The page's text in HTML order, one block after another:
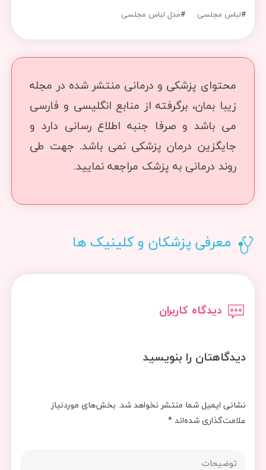
#لباس مجلسی #مدل لباس مجلسی
محتوای پزشکی و درمانی منتشر شده در مجله
زیبا بمان، برگرفته از منابع انگلیسی و فارسی
می باشد و صرفا جنبه اطلاع رسانی دارد و
جایگزین درمان پزشکی نمی باشد. جهت طی
روند درمانی به پزشک مراجعه نمایید.
معرفی پزشکان و کلینیک ها
دیدگاه کاربران
دیدگاهتان را بنویسید
نشانی ایمیل شما منتشر نخواهد شد. بخش‌های موردنیاز
علامت‌گذاری شده‌اند*